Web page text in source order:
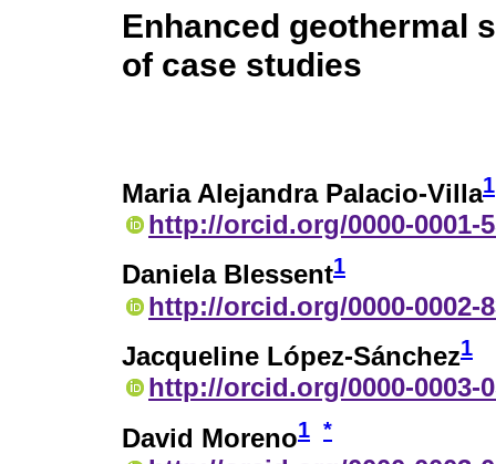
Enhanced geothermal
of case studies
Maria Alejandra Palacio-Villa1
http://orcid.org/0000-0001-
Daniela Blessent1
http://orcid.org/0000-0002-
Jacqueline López-Sánchez1
http://orcid.org/0000-0003-
David Moreno1 *